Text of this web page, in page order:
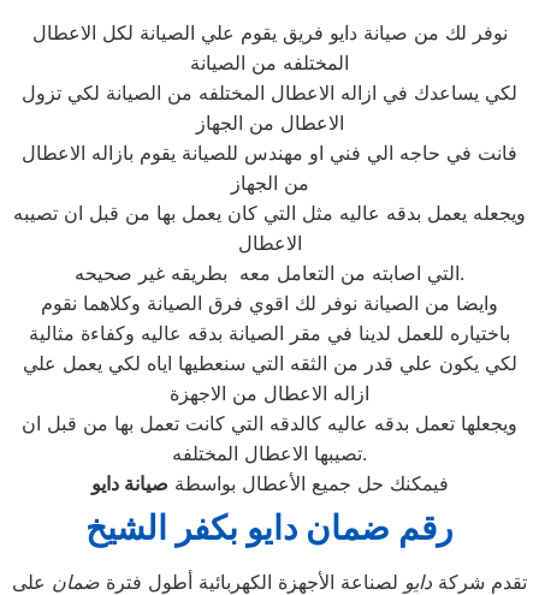
نوفر لك من صيانة دايو فريق يقوم علي الصيانة لكل الاعطال
المختلفه من الصيانة
لكي يساعدك في ازاله الاعطال المختلفه من الصيانة لكي تزول
الاعطال من الجهاز
فانت في حاجه الي فني او مهندس للصيانة يقوم بازاله الاعطال
من الجهاز
ويجعله يعمل بدقه عاليه مثل التي كان يعمل بها من قبل ان تصيبه
الاعطال
التي اصابته من التعامل معه بطريقه غير صحيحه.
وايضا من الصيانة نوفر لك اقوي فرق الصيانة وكلاهما نقوم
باختياره للعمل لدينا في مقر الصيانة بدقه عاليه وكفاءة مثالية
لكي يكون علي قدر من الثقه التي سنعطيها اياه لكي يعمل علي
ازاله الاعطال من الاجهزة
ويجعلها تعمل بدقه عاليه كالدقه التي كانت تعمل بها من قبل ان
تصيبها الاعطال المختلفه.
فيمكنك حل جميع الأعطال بواسطة صيانة دايو
رقم ضمان دايو بكفر الشيخ
تقدم شركة دايو لصناعة الأجهزة الكهربائية أطول فترة ضمان على